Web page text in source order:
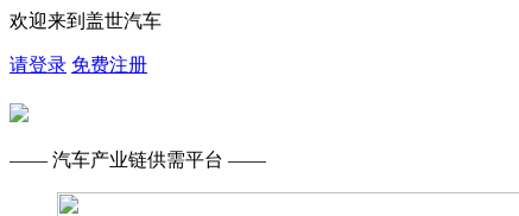
欢迎来到盖世汽车
请登录 免费注册
—— 汽车产业链供需平台 ——